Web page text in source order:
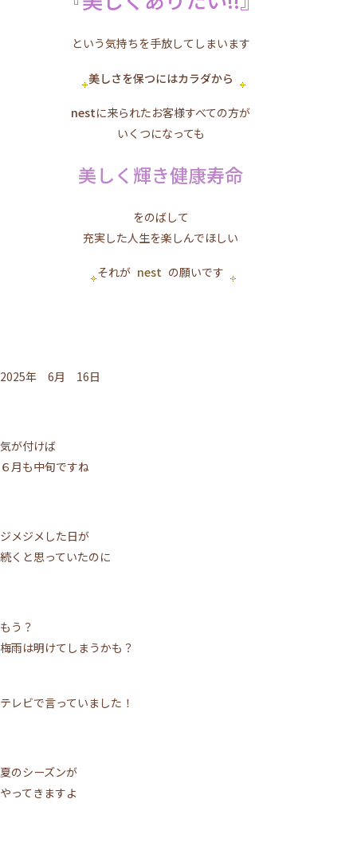
という気持ちを手放してしまいます
美しさを保つにはカラダから
nestに来られたお客様すべての方が
いくつになっても
美しく輝き健康寿命
をのばして
充実した人生を楽しんでほしい
それが nest の願いです
2025年 6月 16日
気が付けば
６月も中旬ですね
ジメジメした日が
続くと思っていたのに
もう？
梅雨は明けてしまうかも？
テレビで言っていました！
夏のシーズンが
やってきますよ